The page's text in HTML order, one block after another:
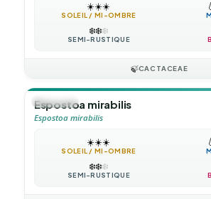
☀️☀️☀️
SOLEIL / MI-OMBRE
❄️❄️❄️
SEMI-RUSTIQUE
🍃CACTACEAE
🪴VIVACE
Espostoa mirabilis
Espostoa mirabilis
☀️☀️☀️
SOLEIL / MI-OMBRE
❄️❄️❄️
SEMI-RUSTIQUE